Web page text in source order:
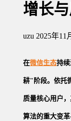
增长
uzu 2025年11
在微信生态持续
耕"阶段。依托
质量核心用户
算法的重大变